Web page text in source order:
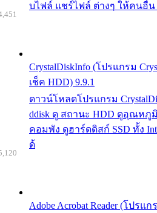
บไฟล์ แชร์ไฟล์ ต่างๆ ให้คนอื่น
CrystalDiskInfo (โปรแกรม
เช็ค HDD) 9.9.1
ดาวน์โหลดโปรแกรม
ddisk ดู สถานะ HDD ดูอุณหภู
คอมพัง ดูฮาร์ดดิสก์ SSD ทั้ง
ด้
Adobe Acrobat Reader (โปรแ